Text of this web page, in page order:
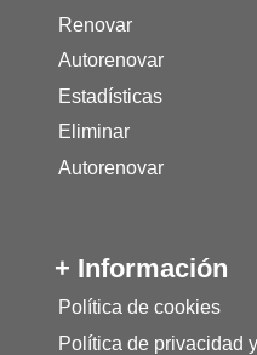
Renovar
Autorenovar
Estadísticas
Eliminar
Autorenovar
+ Información
Política de cookies
Política de privacidad